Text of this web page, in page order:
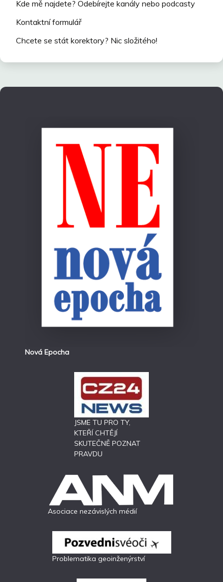
Kde mě najdete? Odebírejte kanály nebo podcasty
Kontaktní formulář
Chcete se stát korektory? Nic složitého!
Nová Epocha
JSME TU PRO TY,
KTEŘÍ CHTĚJÍ
SKUTEČNĚ POZNAT
PRAVDU
Asociace nezávislých médií
Problematika geoinženýrství